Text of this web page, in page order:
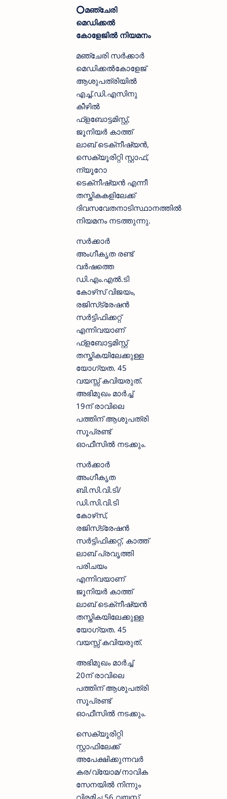
⭕️മഞ്ചേരി
മെഡിക്കൽ
കോളേജിൽ നിയമനം
മഞ്ചേരി സർക്കാർ
മെഡിക്കൽകോളേജ്
ആശുപത്രിയിൽ
എച്ച്.ഡി.എസിനു
കീഴിൽ
ഫ്‌ളബോട്ടമിസ്റ്റ്,
ജൂനിയർ കാത്ത്
ലാബ് ടെക്‌നീഷ്യൻ,
സെക്യൂരിറ്റി സ്റ്റാഫ്,
ന്യൂറോ
ടെക്‌നീഷ്യൻ എന്നീ
തസ്തികകളിലേക്ക്
ദിവസവേതനാടിസ്ഥാനത്തിൽ
നിയമനം നടത്തുന്നു.
സർക്കാർ
അംഗീകൃത രണ്ട്
വർഷത്തെ
ഡി.എം.എൽ.ടി
കോഴ്‌സ് വിജയം,
രജിസ്‌ട്രേഷൻ
സർട്ടിഫിക്കറ്റ്
എന്നിവയാണ്
ഫ്‌ളബോട്ടമിസ്റ്റ്
തസ്തികയിലേക്കുള്ള
യോഗ്യത. 45
വയസ്സ് കവിയരുത്.
അഭിമുഖം മാർച്ച്
19ന് രാവിലെ
പത്തിന് ആശുപത്രി
സൂപ്രണ്ട്
ഓഫീസിൽ നടക്കും.
സർക്കാർ
അംഗീകൃത
ബി.സി.വി.ടി/
ഡി.സി.വി.ടി
കോഴ്‌സ്,
രജിസ്‌ട്രേഷൻ
സർട്ടിഫിക്കറ്റ്, കാത്ത്
ലാബ് പ്രവൃത്തി
പരിചയം
എന്നിവയാണ്
ജൂനിയർ കാത്ത്
ലാബ് ടെക്‌നീഷ്യൻ
തസ്തികയിലേക്കുള്ള
യോഗ്യത. 45
വയസ്സ് കവിയരുത്.
അഭിമുഖം മാർച്ച്
20ന് രാവിലെ
പത്തിന് ആശുപത്രി
സൂപ്രണ്ട്
ഓഫീസിൽ നടക്കും.
സെക്യൂരിറ്റി
സ്റ്റാഫിലേക്ക്
അപേക്ഷിക്കുന്നവർ
കര/വ്യോമ/നാവിക
സേനയിൽ നിന്നും
വിരമിച്ച 56 വയസ്സ്